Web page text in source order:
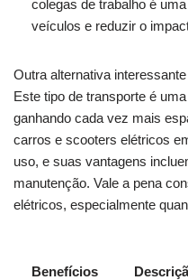
colegas de trabalho é‌
veículos e reduzir⁣ o
Outra alternativa⁣
‍Este​ tipo de ​transporte é
ganhando ⁢cada vez mais
carros e scooters elétricos
uso, e suas vantagens
manutenção. Vale a pena
elétricos, especialmente
Benefícios